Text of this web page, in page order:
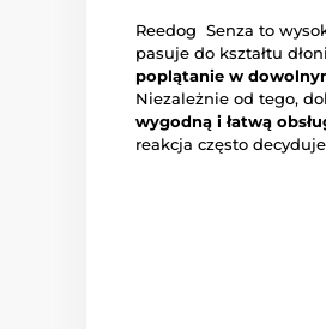
Reedog Senza to
pasuje do kształtu
poplątanie w
Niezależnie od tego,
wygodną i łatwą
reakcja często